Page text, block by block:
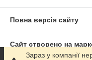
Повна версія сайту
Сайт створено на
Зараз у компанії